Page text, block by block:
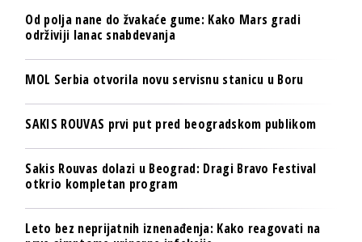
Od polja nane do žvakaće gume: Kako Mars gradi
održiviji lanac snabdevanja
MOL Serbia otvorila novu servisnu stanicu u Boru
SAKIS ROUVAS prvi put pred beogradskom publikom
Sakis Rouvas dolazi u Beograd: Dragi Bravo Festival
otkrio kompletan program
Leto bez neprijatnih iznenađenja: Kako reagovati na